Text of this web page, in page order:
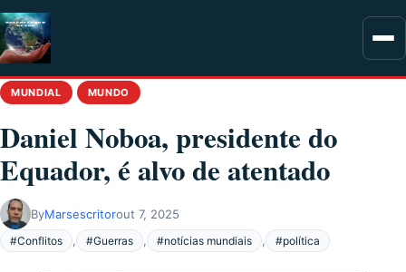
MUNDIAL MUNDO
Daniel Noboa, presidente do
Equador, é alvo de atentado
ByMarsescritorout 7, 2025
#Conflitos , #Guerras , #notícias mundiais , #política